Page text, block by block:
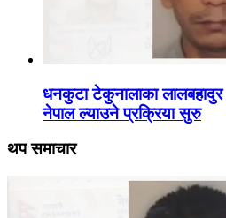
धनकुटा टेकुनालाका लालबहादुर
नेपाल ल्याउने प्रक्रिया सुरु
थप समाचार